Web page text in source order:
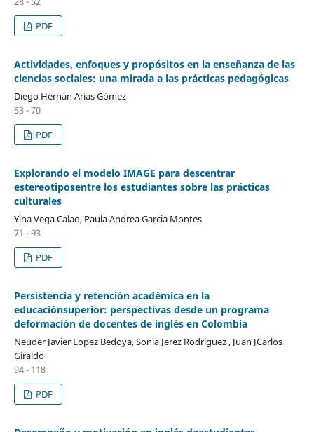
PDF
Actividades, enfoques y propósitos en la enseñanza de las
ciencias sociales: una mirada a las prácticas pedagógicas
Diego Hernán Arias Gómez
53 - 70
PDF
Explorando el modelo IMAGE para descentrar
estereotiposentre los estudiantes sobre las prácticas
culturales
Yina Vega Calao, Paula Andrea Garcia Montes
71 - 93
PDF
Persistencia y retención académica en la
educaciónsuperior: perspectivas desde un programa
deformación de docentes de inglés en Colombia
Neuder Javier Lopez Bedoya, Sonia Jerez Rodriguez , Juan JCarlos
Giraldo
94 - 118
PDF